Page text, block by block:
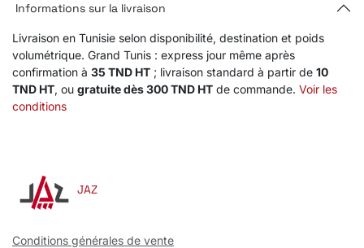
Informations sur la livraison
Livraison en Tunisie selon disponibilité, destination et poids
volumétrique. Grand Tunis : express jour même après
confirmation à 35 TND HT ; livraison standard à partir de 10
TND HT, ou gratuite dès 300 TND HT de commande. Voir les
conditions
JAZ
Conditions générales de vente